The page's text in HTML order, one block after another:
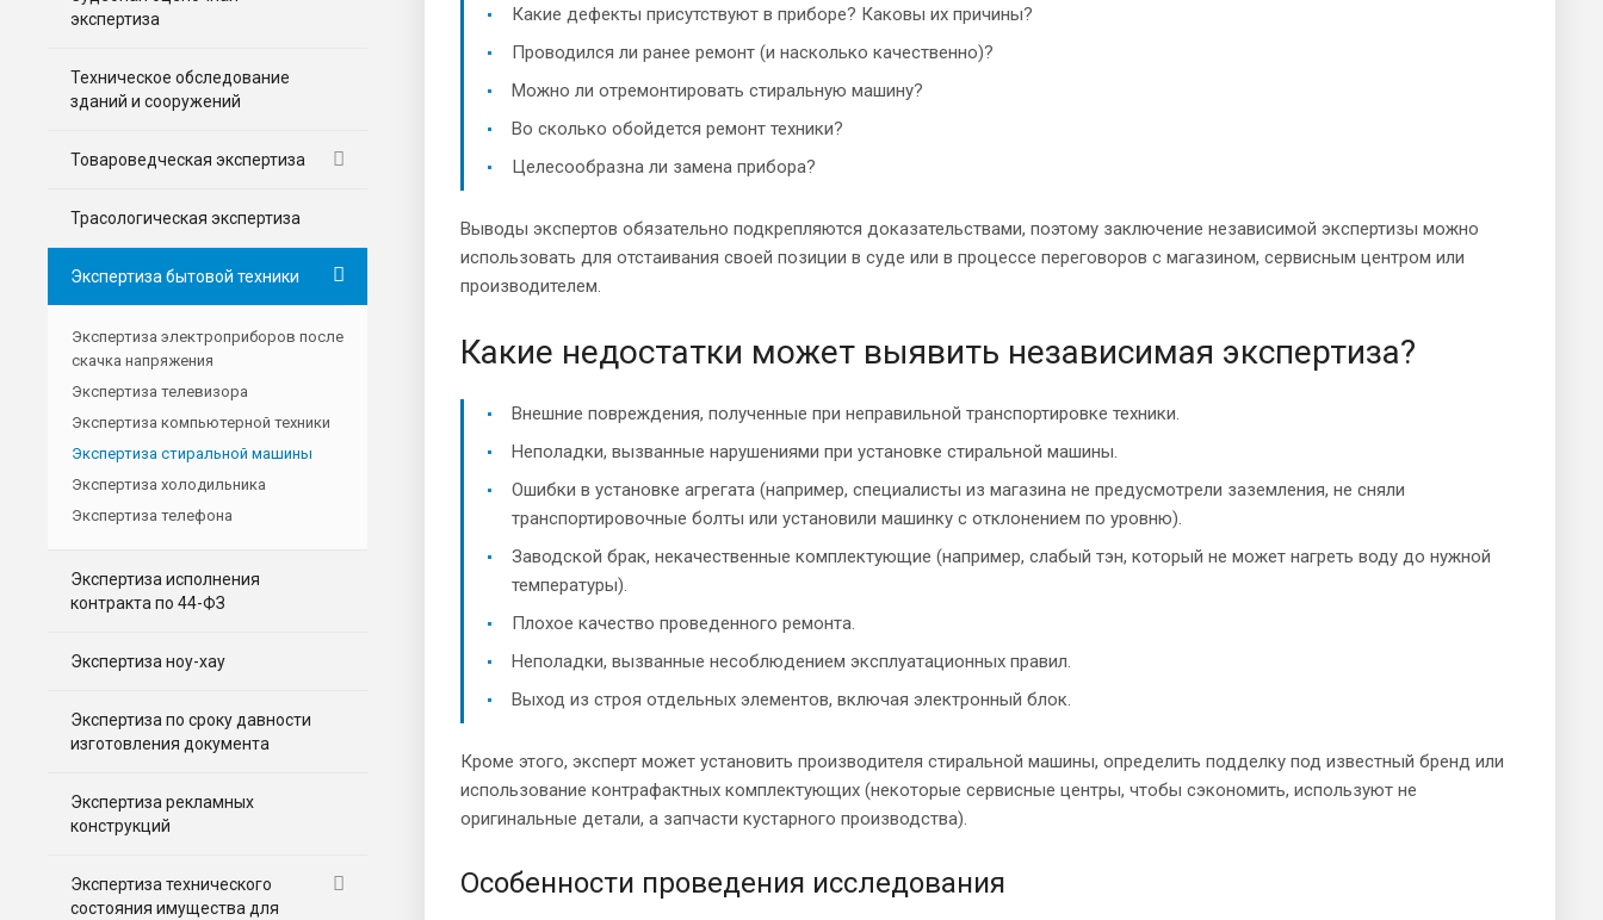
Какие дефекты присутствуют в приборе? Каковы их причины?
Проводился ли ранее ремонт (и насколько качественно)?
Можно ли отремонтировать стиральную машину?
Во сколько обойдется ремонт техники?
Целесообразна ли замена прибора?
Выводы экспертов обязательно подкрепляются доказательствами, поэтому заключение независимой экспертизы можно
использовать для отстаивания своей позиции в суде или в процессе переговоров с магазином, сервисным центром или
производителем.
Какие недостатки может выявить независимая экспертиза?
Внешние повреждения, полученные при неправильной транспортировке техники.
Неполадки, вызванные нарушениями при установке стиральной машины.
Ошибки в установке агрегата (например, специалисты из магазина не предусмотрели заземления, не сняли
транспортировочные болты или установили машинку с отклонением по уровню).
Заводской брак, некачественные комплектующие (например, слабый тэн, который не может нагреть воду до нужной
температуры).
Плохое качество проведенного ремонта.
Неполадки, вызванные несоблюдением эксплуатационных правил.
Выход из строя отдельных элементов, включая электронный блок.
Кроме этого, эксперт может установить производителя стиральной машины, определить подделку под известный бренд или
использование контрафактных комплектующих (некоторые сервисные центры, чтобы сэкономить, используют не
оригинальные детали, а запчасти кустарного производства).
Особенности проведения исследования
экспертиза
Техническое обследование
зданий и сооружений
Товароведческая экспертиза
Трасологическая экспертиза
Экспертиза бытовой техники
Экспертиза электроприборов после
скачка напряжения
Экспертиза телевизора
Экспертиза компьютерной техники
Экспертиза стиральной машины
Экспертиза холодильника
Экспертиза телефона
Экспертиза исполнения
контракта по 44-ФЗ
Экспертиза ноу-хау
Экспертиза по сроку давности
изготовления документа
Экспертиза рекламных
конструкций
Экспертиза технического
состояния имущества для